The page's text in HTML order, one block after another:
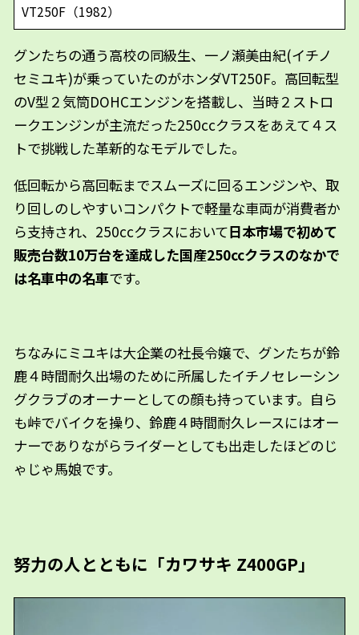
VT250F（1982）
グンたちの通う高校の同級生、一ノ瀬美由紀(イチノ
セミユキ)が乗っていたのがホンダVT250F。高回転型
のV型２気筒DOHCエンジンを搭載し、当時２ストロ
ークエンジンが主流だった250ccクラスをあえて４ス
トで挑戦した革新的なモデルでした。
低回転から高回転までスムーズに回るエンジンや、取
り回しのしやすいコンパクトで軽量な車両が消費者か
ら支持され、250ccクラスにおいて日本市場で初めて
販売台数10万台を達成した国産250ccクラスのなかで
は名車中の名車です。
ちなみにミユキは大企業の社長令嬢で、グンたちが鈴
鹿４時間耐久出場のために所属したイチノセレーシン
グクラブのオーナーとしての顔も持っています。自ら
も峠でバイクを操り、鈴鹿４時間耐久レースにはオー
ナーでありながらライダーとしても出走したほどのじ
ゃじゃ馬娘です。
努力の人とともに「カワサキ Z400GP」